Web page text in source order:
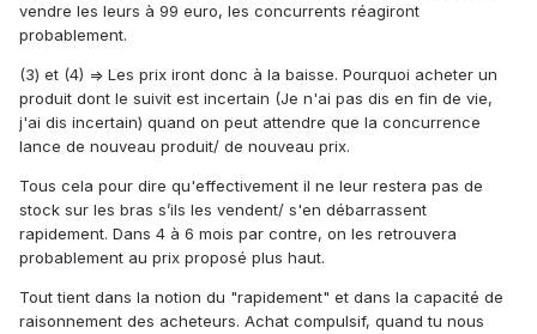
vendre les leurs à 99 euro, les concurrents réagiront
probablement.
(3) et (4) => Les prix iront donc à la baisse. Pourquoi acheter un
produit dont le suivit est incertain (Je n'ai pas dis en fin de vie,
j'ai dis incertain) quand on peut attendre que la concurrence
lance de nouveau produit/ de nouveau prix.
Tous cela pour dire qu'effectivement il ne leur restera pas de
stock sur les bras s’ils les vendent/ s'en débarrassent
rapidement. Dans 4 à 6 mois par contre, on les retrouvera
probablement au prix proposé plus haut.
Tout tient dans la notion du "rapidement" et dans la capacité de
raisonnement des acheteurs. Achat compulsif, quand tu nous